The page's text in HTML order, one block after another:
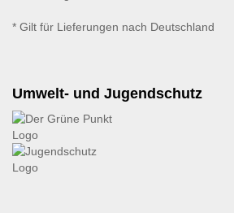
* Gilt für Lieferungen nach Deutschland
Umwelt- und Jugendschutz